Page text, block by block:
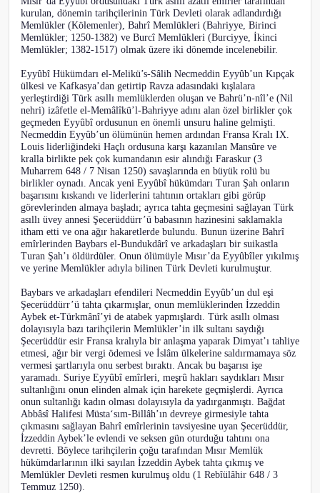
kurulan, dönemin tarihçilerinin Türk Devleti olarak adlandırdığı
Memlükler (Kölemenler), Bahrî Memlükleri (Bahriyye, Birinci
Memlükler; 1250-1382) ve Burcî Memlükleri (Burciyye, İkinci
Memlükler; 1382-1517) olmak üzere iki dönemde incelenebilir.
Eyyûbî Hükümdarı el-Melikü’s-Sâlih Necmeddin Eyyûb’un Kıpçak
ülkesi ve Kafkasya’dan getirtip Ravza adasındaki kışlalara
yerleştirdiği Türk asıllı memlüklerden oluşan ve Bahrü’n-nîl’e (Nil
nehri) izâfetle el-Memâlîkü’l-Bahriyye adını alan özel birlikler çok
geçmeden Eyyûbî ordusunun en önemli unsuru haline gelmişti.
Necmeddin Eyyûb’un ölümünün hemen ardından Fransa Kralı IX.
Louis liderliğindeki Haçlı ordusuna karşı kazanılan Mansûre ve
kralla birlikte pek çok kumandanın esir alındığı Faraskur (3
Muharrem 648 / 7 Nisan 1250) savaşlarında en büyük rolü bu
birlikler oynadı. Ancak yeni Eyyûbî hükümdarı Turan Şah onların
başarısını kıskandı ve liderlerini tahtının ortakları gibi görüp
görevlerinden almaya başladı; ayrıca tahta geçmesini sağlayan Türk
asıllı üvey annesi Şecerüddürr’ü babasının hazinesini saklamakla
itham etti ve ona ağır hakaretlerde bulundu. Bunun üzerine Bahrî
emîrlerinden Baybars el-Bundukdârî ve arkadaşları bir suikastla
Turan Şah’ı öldürdüler. Onun ölümüyle Mısır’da Eyyûbîler yıkılmış
ve yerine Memlükler adıyla bilinen Türk Devleti kurulmuştur.
Baybars ve arkadaşları efendileri Necmeddin Eyyûb’un dul eşi
Şecerüddürr’ü tahta çıkarmışlar, onun memlüklerinden İzzeddin
Aybek et-Türkmânî’yi de atabek yapmışlardı. Türk asıllı olması
dolayısıyla bazı tarihçilerin Memlükler’in ilk sultanı saydığı
Şecerüddür esir Fransa kralıyla bir anlaşma yaparak Dimyat’ı tahliye
etmesi, ağır bir vergi ödemesi ve İslâm ülkelerine saldırmamaya söz
vermesi şartlarıyla onu serbest bıraktı. Ancak bu başarısı işe
yaramadı. Suriye Eyyûbî emîrleri, meşrû hakları saydıkları Mısır
sultanlığını onun elinden almak için harekete geçmişlerdi. Ayrıca
onun sultanlığı kadın olması dolayısıyla da yadırganmıştı. Bağdat
Abbâsî Halifesi Müsta‘sım-Billâh’ın devreye girmesiyle tahta
çıkmasını sağlayan Bahrî emîrlerinin tavsiyesine uyan Şecerüddür,
İzzeddin Aybek’le evlendi ve seksen gün oturduğu tahtını ona
devretti. Böylece tarihçilerin çoğu tarafından Mısır Memlük
hükümdarlarının ilki sayılan İzzeddin Aybek tahta çıkmış ve
Memlükler Devleti resmen kurulmuş oldu (1 Rebîülâhir 648 / 3
Temmuz 1250).